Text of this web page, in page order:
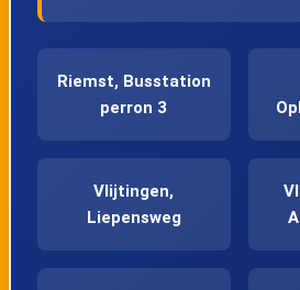
Riemst, Busstation
perron 3
Vlijtingen,
Liepensweg